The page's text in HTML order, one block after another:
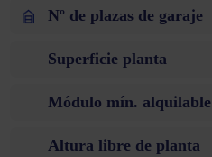
Nº de plazas de garaje
Superficie planta
Módulo mín. alquilable
Altura libre de planta